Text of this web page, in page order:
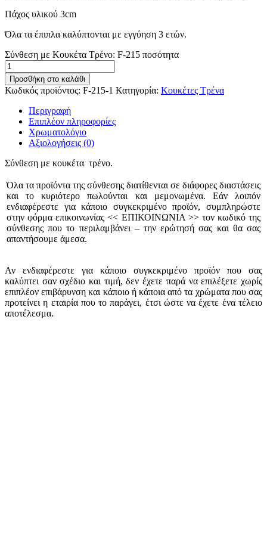
Πάχος υλικού 3cm
Όλα τα έπιπλα καλύπτονται με εγγύηση 3 ετών.
Σύνθεση με Κουκέτα Τρένο: F-215 ποσότητα
Προσθήκη στο καλάθι
Κωδικός προϊόντος: F-215-1 Κατηγορία: Κουκέτες Τρένα
Περιγραφή
Επιπλέον πληροφορίες
Χρωματολόγιο
Αξιολογήσεις (0)
Σύνθεση με κουκέτα τρένο.
Όλα τα προϊόντα της σύνθεσης διατίθενται σε διάφορες διαστάσεις
και το κυριότερο πωλούνται και μεμονωμένα. Εάν λοιπόν
ενδιαφέρεστε για κάποιο συγκεκριμένο προϊόν, συμπληρώστε
στην φόρμα επικοινωνίας << ΕΠΙΚΟΙΝΩΝΙΑ >> τον κωδικό της
σύνθεσης που το περιλαμβάνει – την ερώτησή σας και θα σας
απαντήσουμε άμεσα.
Αν ενδιαφέρεστε για κάποιο συγκεκριμένο προϊόν που σας
καλύπτει σαν σχέδιο και τιμή, δεν έχετε παρά να επιλέξετε χωρίς
επιπλέον επιβάρυνση και κάποιο ή κάποια από τα χρώματα που σας
προτείνει η εταιρία που το παράγει, έτσι ώστε να έχετε ένα τέλειο
αποτέλεσμα.